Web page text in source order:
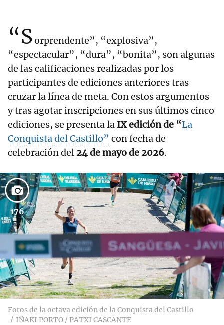
“Sorprendente”, “explosiva”,
“espectacular”, “dura”, “bonita”, son algunas
de las calificaciones realizadas por los
participantes de ediciones anteriores tras
cruzar la línea de meta. Con estos argumentos
y tras agotar inscripciones en sus últimos cinco
ediciones, se presenta la IX edición de “La
Conquista del Castillo” con fecha de
celebración del 24 de mayo de 2026.
176
Fotos de la octava edición de la Conquista del Castillo
IÑAKI PORTO / PATXI CASCANTE